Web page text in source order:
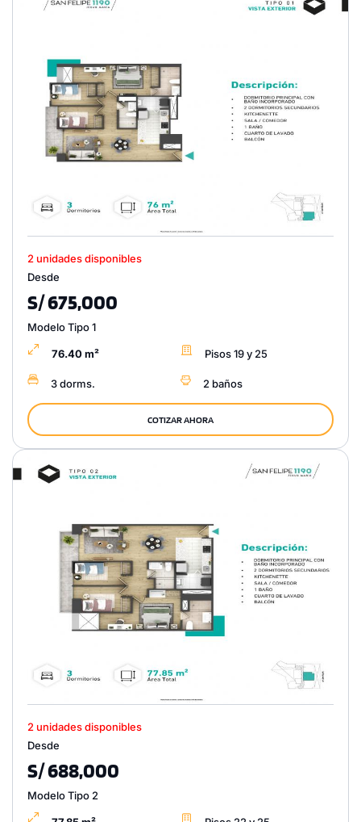
2 unidades disponibles
Desde
S/ 675,000
Modelo Tipo 1
76.40 m² Pisos 19 y 25
3 dorms. 2 baños
COTIZAR AHORA
2 unidades disponibles
Desde
S/ 688,000
Modelo Tipo 2